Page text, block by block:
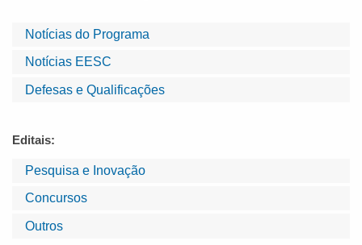
Notícias do Programa
Notícias EESC
Defesas e Qualificações
Editais:
Pesquisa e Inovação
Concursos
Outros